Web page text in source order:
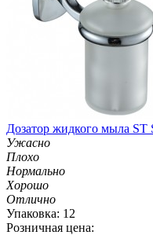
Дозатор жидкого мыла
Ужасно
Плохо
Нормально
Хорошо
Отлично
Упаковка: 12
Розничная цена: